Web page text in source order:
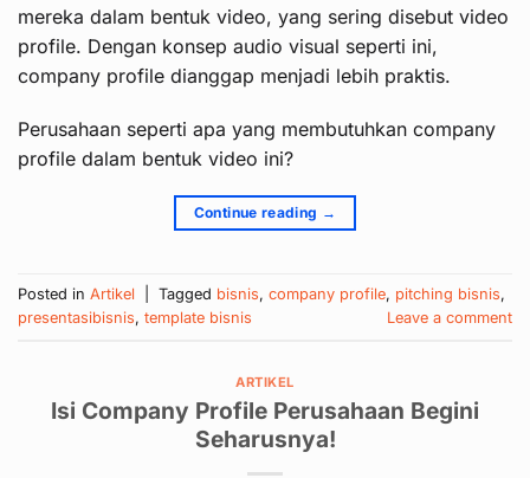
mereka dalam bentuk video, yang sering disebut video
profile. Dengan konsep audio visual seperti ini,
company profile dianggap menjadi lebih praktis.
Perusahaan seperti apa yang membutuhkan company
profile dalam bentuk video ini?
Continue reading →
Posted in Artikel Tagged bisnis, company profile, pitching bisnis,
presentasibisnis, template bisnis Leave a comment
ARTIKEL
Isi Company Profile Perusahaan Begini
Seharusnya!